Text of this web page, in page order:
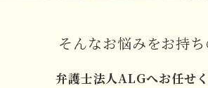
そんなお悩みをお持
弁護士法人ALGへお任せく